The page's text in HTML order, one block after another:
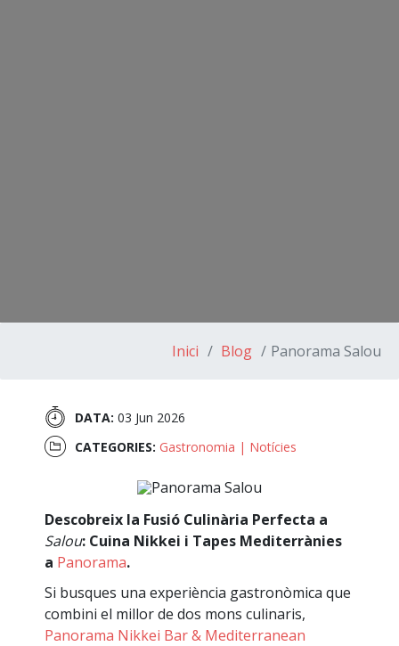
Inici Blog Panorama Salou
DATA: 03 Jun 2026
CATEGORIES: Gastronomia | Notícies
Descobreix la Fusió Culinària Perfecta a
Salou: Cuina Nikkei i Tapes Mediterrànies
a Panorama.
Si busques una experiència gastronòmica que
combini el millor de dos mons culinaris,
Panorama Nikkei Bar & Mediterranean